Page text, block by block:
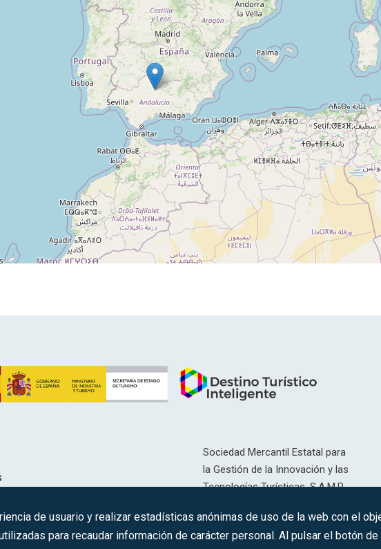
Sociedad Mercantil Estatal para
la Gestión de la Innovación y las
Tecnologías Turísticas, S.A.M.P.
Inscrita en el R.M. de Madrid, T,
12593, Se. 8, F. 129, H. 201.307.
de usuario y realizar estadísticas anónimas de uso de la web con el
para recaudar información de carácter personal. Al pulsar el botón